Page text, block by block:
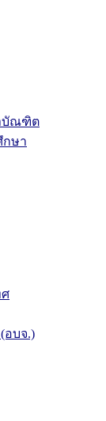
บัณฑิต
กษา
อบจ.)